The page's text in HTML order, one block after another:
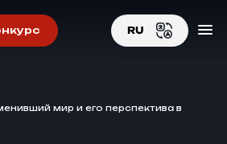
RU
RU
мир и его перспектива в